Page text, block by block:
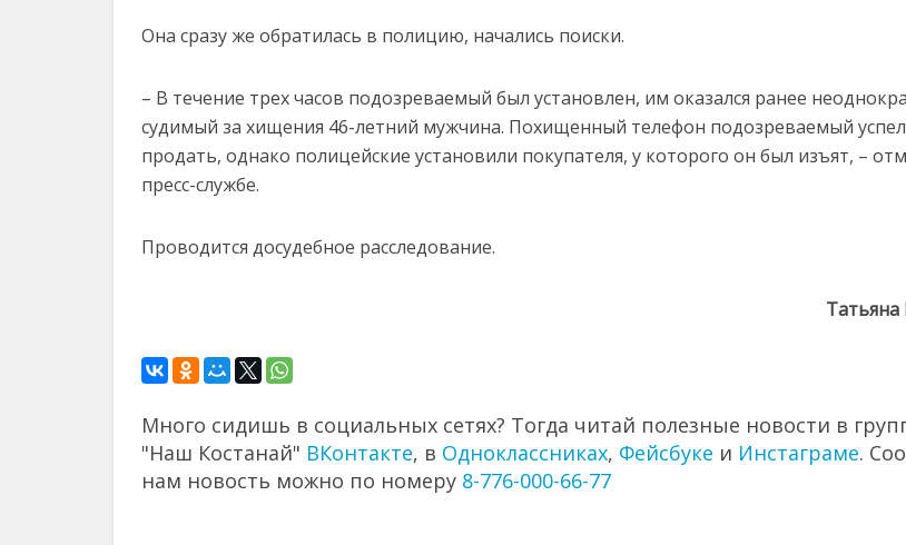
Она сразу же обратилась в полицию, начались поиски.
– В течение трех часов подозреваемый был установлен, им оказался ранее
судимый за хищения 46-летний мужчина. Похищенный телефон подозреваемый успел
продать, однако полицейские установили покупателя, у которого он был изъят, –
пресс-службе.
Проводится досудебное расследование.
Много сидишь в социальных сетях? Тогда читай полезные новости в
"Наш Костанай" ВКонтакте, в Одноклассниках, Фейсбуке и Инстаграме.
нам новость можно по номеру 8-776-000-66-77